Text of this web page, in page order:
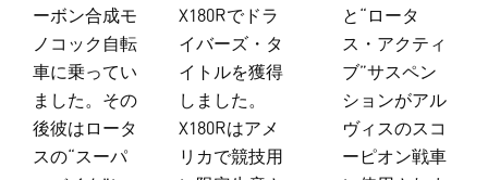
ーボン合成モ
ノコック自転
車に乗ってい
ました。その
後彼はロータ
スの“スーパ
X180Rでドラ
イバーズ・タ
イトルを獲得
しました。
X180Rはアメ
リカで競技用
と“ロータ
ス・アクティ
ブ”サスペン
ションがアル
ヴィスのスコ
ーピオン戦車